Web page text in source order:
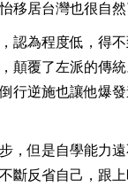
移居台灣也很自然
認為程度低，得
顛覆了左派的傳
行逆施也讓他爆
，但是自學能力
斷反省自己，跟